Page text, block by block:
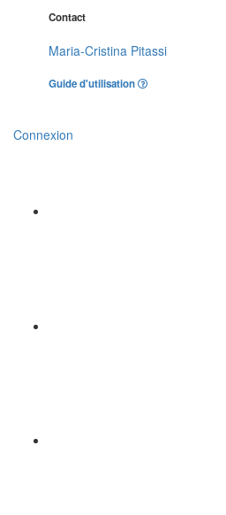
Contact
Maria-Cristina Pitassi
Guide d'utilisation
Connexion